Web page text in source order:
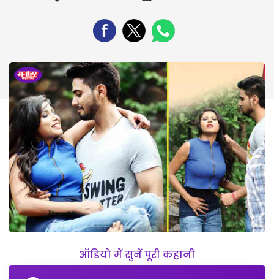
ऑडियो में सुनें पूरी कहानी